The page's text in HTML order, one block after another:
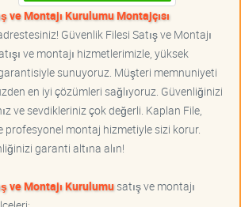
ve Montajı Kurulumu Montajçısı
Güvenlik Filesi Satış ve Montajı
ve montajı hizmetlerimizle, yüksek
sunuyoruz. Müşteri memnuniyeti
en iyi çözümleri sağlıyoruz. Güvenliğinizi
ve sevdikleriniz çok değerli. Kaplan File,
profesyonel montaj hizmetiyle sizi korur.
garanti altına alın!
ve Montajı Kurulumusatış ve montajı